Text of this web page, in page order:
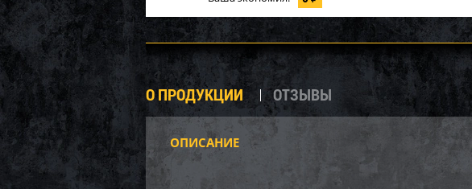
P20-1852-B, Polygroup,
Каркасный бассейн
549х132см, 26646л...
О ПРОДУКЦИИ ОТЗЫВЫ
ОПИСАНИЕ